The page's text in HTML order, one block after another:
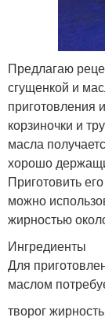
Предлагаю
сгущенкой и
приготовления
корзиночки и
масла
хорошо
Приготовить
можно
жирностью
Ингредиенты
Для
маслом
творог